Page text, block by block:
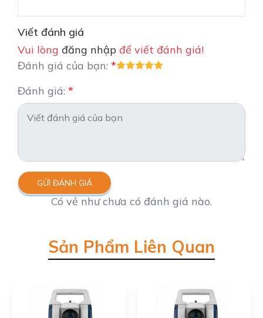
Viết đánh giá
Vui lòng đăng nhập để viết đánh giá!
Đánh giá của bạn:
Đánh giá:
GỬI ĐÁNH GIÁ
Có vẻ như chưa có đánh giá nào.
Sản Phẩm Liên Quan